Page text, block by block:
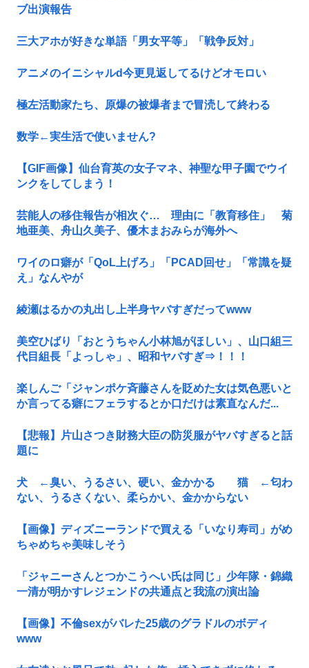
ブ出演報告
三大アホが好きな単語「男女平等」「戦争反対」
アニメのイニシャルd今更見返してるけどオモロい
極左活動家たち、原爆の被爆者まで冒涜して終わる
数学←実生活で使いません?
【GIF画像】仙台育英の女子マネ、神聖な甲子園でウイ
ンクをしてしまう！
芸能人の移住報告が相次ぐ… 理由に「教育移住」 菊
地亜美、舟山久美子、優木まおみらが海外へ
ワイのロ癖が「QoL上げろ」「PCAD回せ」「常識を疑
え」なんやが
綾瀬はるかの丸出し上半身ヤバすぎだってwww
美空ひばり「おとうちゃん小林旭がほしい」、山口組三
代目組長「よっしゃ」、昭和ヤバすぎ⇒！！！
楽しんご「ジャンポケ斉藤さんを貶めた女は気色悪いと
か言ってる癖にフェラするとか口だけは素直なんだ...
【悲報】片山さつき財務大臣の防災服がヤバすぎると話
題に
犬 ←臭い、うるさい、硬い、金かかる 猫 ←匂わ
ない、うるさくない、柔らかい、金かからない
【画像】ディズニーランドで買える「いなり寿司」がめ
ちゃめちゃ美味しそう
「ジャニーさんとつかこうへい氏は同じ」少年隊・錦織
一清が明かすレジェンドの共通点と我流の演出論
【画像】不倫sexがバレた25歳のグラドルのボディ
www